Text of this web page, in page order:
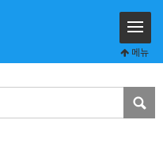
메뉴